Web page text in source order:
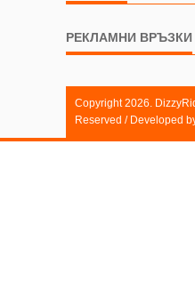
РЕКЛАМНИ ВРЪЗКИ
Copyright 2026.
Reserved / Developed